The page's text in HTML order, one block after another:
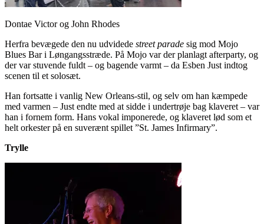
Dontae Victor og John Rhodes
Herfra bevægede den nu udvidede street parade sig mod Mojo
Blues Bar i Løngangsstræde. På Mojo var der planlagt afterparty, og
der var stuvende fuldt – og bagende varmt – da Esben Just indtog
scenen til et solosæt.
Han fortsatte i vanlig New Orleans-stil, og selv om han kæmpede
med varmen – Just endte med at sidde i undertrøje bag klaveret – var
han i fornem form. Hans vokal imponerede, og klaveret lød som et
helt orkester på en suverænt spillet ”St. James Infirmary”.
Trylle